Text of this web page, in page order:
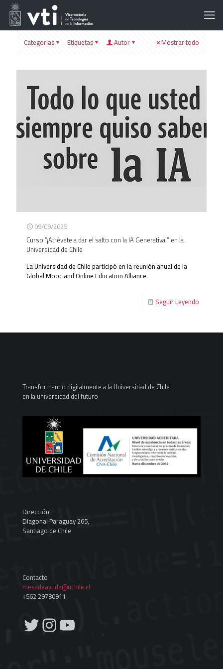
Categorias Etiquetas Autor Mostrar todo
09/09/2025
Curso “¡Atrévete a dar el salto con la IA Generativa!” en la
Universidad de Chile
La Universidad de Chile participó en la reunión anual de la
Global Mooc and Online Education Alliance.
Seguir Leyendo
Transformando digitalmente a la Universidad de Chile
en la universidad del futuro
Dirección
Diagonal Paraguay 265,
Santiago de Chile
Contacto
mesadeayuda@uchile.cl
+562 29780911
Twitter
Instagram
YouTube